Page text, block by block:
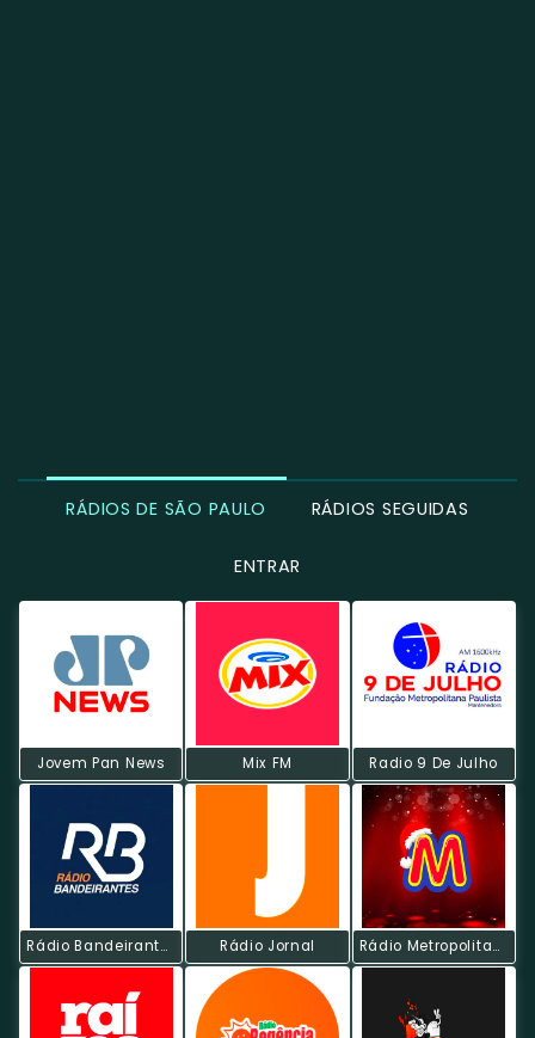
RÁDIOS DE SÃO PAULO RÁDIOS SEGUIDAS
ENTRAR
Jovem Pan News Mix FM Radio 9 De Julho
Rádio Bandeirantes AM Rádio Jornal Rádio Metropolitana